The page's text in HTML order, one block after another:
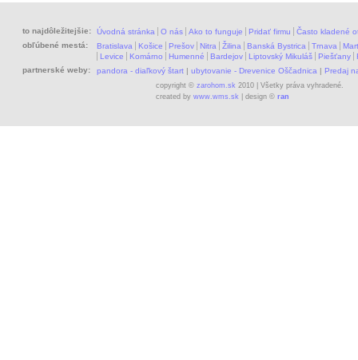
to najdôležitejšie: Úvodná stránka O nás Ako to funguje Pridať firmu
Často kladené
obľúbené mestá:
Bratislava Košice Prešov Nitra Žilina Banská Bystrica Trnava
Levice
Komárno Humenné Bardejov Liptovský Mikuláš Piešťany
partnerské weby:
pandora - diaľkový štart | ubytovanie - Drevenice Oščadnica | Predaj
copyright © zarohom.sk 2010 | Všetky práva vyhradené.
created by www.wms.sk | design © ran